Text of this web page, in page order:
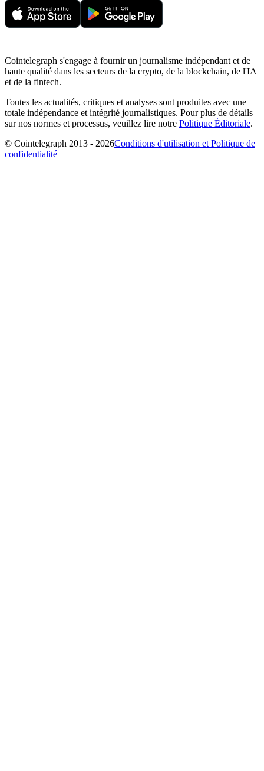
Cointelegraph s'engage à fournir un journalisme indépendant et de
haute qualité dans les secteurs de la crypto, de la blockchain, de l'IA
et de la fintech.
Toutes les actualités, critiques et analyses sont produites avec une
totale indépendance et intégrité journalistiques. Pour plus de détails
sur nos normes et processus, veuillez lire notre Politique Éditoriale.
© Cointelegraph 2013 - 2026Conditions d'utilisation et Politique de
confidentialité